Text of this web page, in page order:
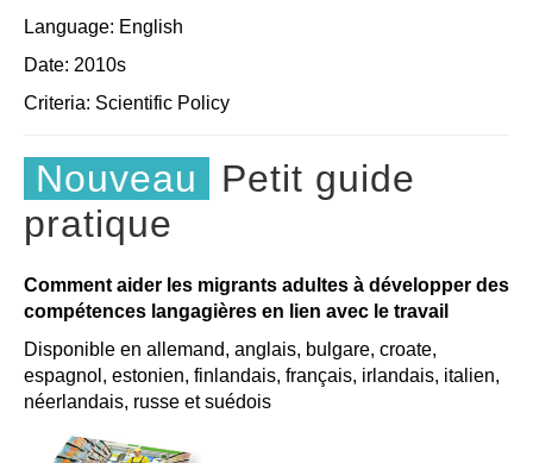
Language: English
Date: 2010s
Criteria: Scientific Policy
Nouveau
Petit guide
pratique
Comment aider les migrants adultes à développer des
compétences langagières en lien avec le travail
Disponible en allemand, anglais, bulgare, croate,
espagnol, estonien, finlandais, français, irlandais, italien,
néerlandais, russe et suédois